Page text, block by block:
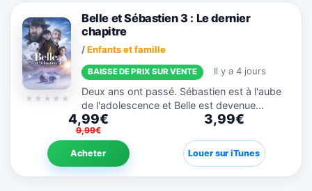
Belle et Sébastien 3 : Le dernier
chapitre
/Enfants et famille
BAISSE DE PRIX SUR VENTE Il y a 4 jours
Deux ans ont passé. Sébastien est à l'aube
de l'adolescence et Belle est devenue
maman de trois adorables chiots. Pierre et
Angelina sont sur le point de se marier et
rêvent d'une nouvelle...
4,99€
9,99€
Acheter
3,99€
Louer sur iTunes